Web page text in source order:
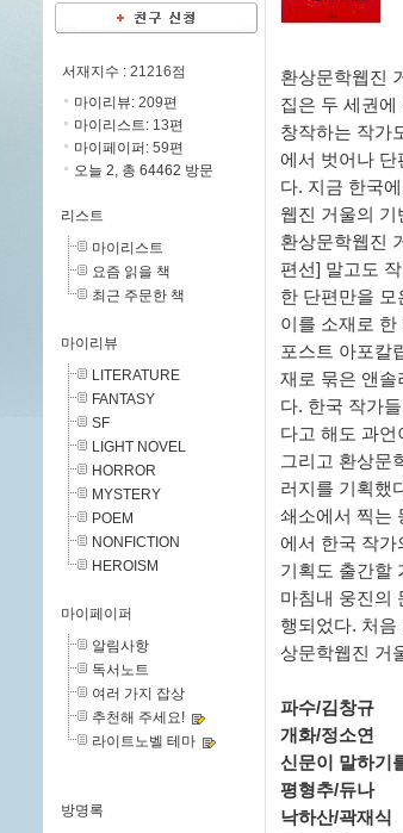
서재지수 : 21216점
마이리뷰: 209편
마이리스트: 13편
마이페이퍼: 59편
오늘 2, 총 64462 방문
리스트
마이리스트
요즘 읽을 책
최근 주문한 책
마이리뷰
LITERATURE
FANTASY
SF
LIGHT NOVEL
HORROR
MYSTERY
POEM
NONFICTION
HEROISM
마이페이퍼
알림사항
독서노트
여러 가지 잡상
추천해 주세요!
라이트노벨 테마
방명록
환상문학웹진
집은 두 세권
창작하는 작가
에서 벗어나
다. 지금 한국
웹진 거울의
환상문학웹진
편선] 말고도
한 단편만을
이를 소재로
포스트 아포칼
재로 묶은 앤솔
다. 한국 작가
다고 해도 과언
그리고 환상문
러지를 기획했
쇄소에서 찍는
에서 한국 작가
기획도 출간할
마침내 웅진의
행되었다. 처음
상문학웹진 거
파수/김창규
개화/정소연
신문이 말하기
평형추/듀나
낙하산/곽재식